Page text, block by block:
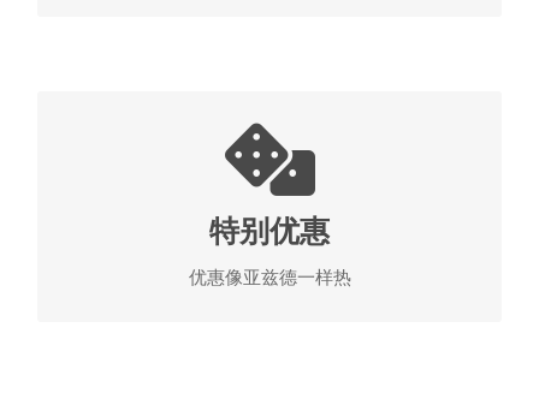
特别优惠
优惠像亚兹德一样热
旅游和实惠的住宿
旅程本身充满了新鲜和丰盛的经历。 我们诱人的优
惠会更好。 达德酒店将为您提供特别优惠，无疑可
以让您免于麻烦，并将旅程的乐趣增加一倍。
查看特别优惠